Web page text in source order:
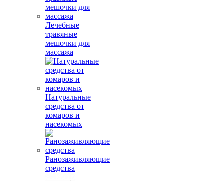
Лечебные
травяные
мешочки для
массажа
Натуральные
средства от
комаров и
насекомых
Ранозаживляющие
средства